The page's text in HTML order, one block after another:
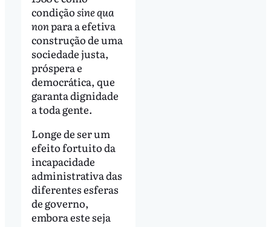
condiçãosine qua
nonpara a efetiva
construção de uma
sociedade justa,
próspera e
democrática, que
garanta dignidade
a toda gente.
Longe de ser um
efeito fortuito da
incapacidade
administrativa das
diferentes esferas
de governo,
embora este seja